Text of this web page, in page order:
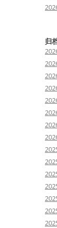
归